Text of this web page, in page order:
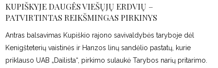
KUPIŠKYJE DAUGĖS VIEŠŲJŲ ERDVIŲ –
PATVIRTINTAS REIKŠMINGAS PIRKINYS
Antras balsavimas Kupiškio rajono savivaldybės taryboje dėl
Kenigšteterių vaistinės ir Hanzos linų sandėlio pastatų, kurie
priklauso UAB „Dailista“, pirkimo sulaukė Tarybos narių pritarimo.